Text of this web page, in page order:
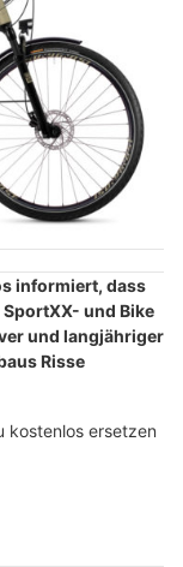
informiert, dass
und Bike
und langjähriger
Risse
kostenlos ersetzen